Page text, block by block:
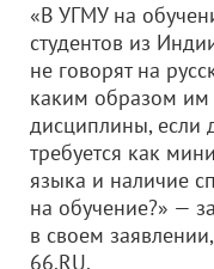
«В УГМУ на
студентов из
не говорят на
каким образом
дисциплины, если
требуется как
языка и наличие
на обучение?» —
в своем
66.RU.